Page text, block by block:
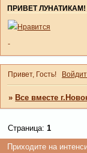
ПРИВЕТ ЛУНАТИКАМ!
Нравится
-
Привет, Гость!
»Все вместе
Приходите на
Страница:1